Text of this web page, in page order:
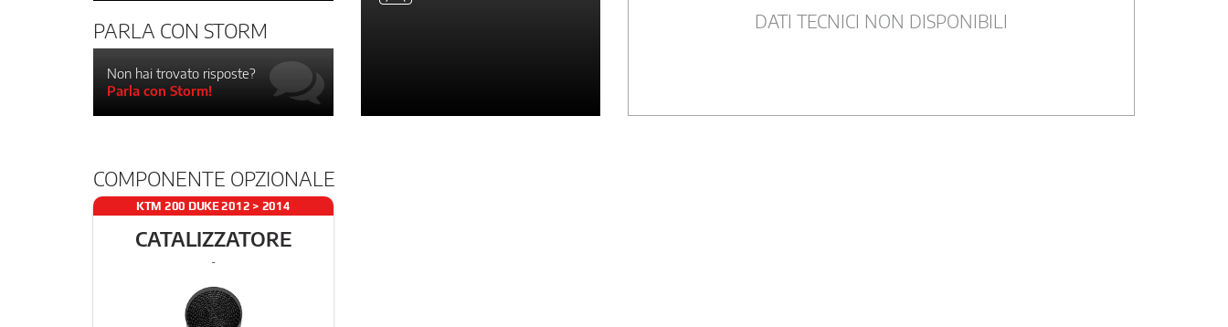
PARLA CON STORM
Non hai trovato risposte?
Parla con Storm!
DATI TECNICI NON DISPONIBILI
COMPONENTE OPZIONALE
KTM 200 DUKE 2012 > 2014
CATALIZZATORE
-